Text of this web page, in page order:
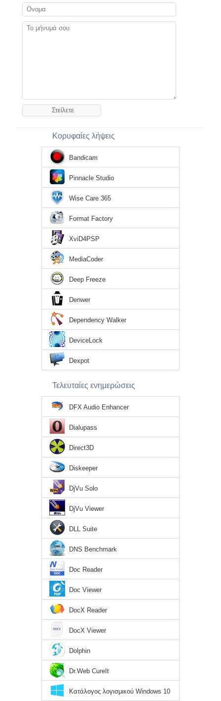
Κορυφαίες λήψεις
Bandicam
Pinnacle Studio
Wise Care 365
Format Factory
XviD4PSP
MediaCoder
Deep Freeze
Denwer
Dependency Walker
DeviceLock
Dexpot
Τελευταίες ενημερώσεις
DFX Audio Enhancer
Dialupass
Direct3D
Diskeeper
DjVu Solo
DjVu Viewer
DLL Suite
DNS Benchmark
Doc Reader
Doc Viewer
DocX Reader
DocX Viewer
Dolphin
Dr.Web CureIt
Κατάλογος λογισμικού Windows 10